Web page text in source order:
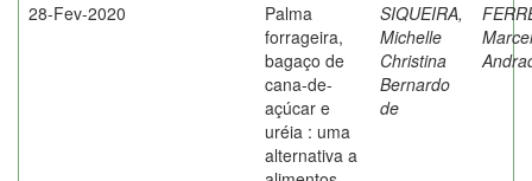
28-Fev-2020
Palma
forrageira,
bagaço de
cana-de-
açúcar e
uréia : uma
alternativa a
SIQUEIRA,
Michelle
Christina
Bernardo
de